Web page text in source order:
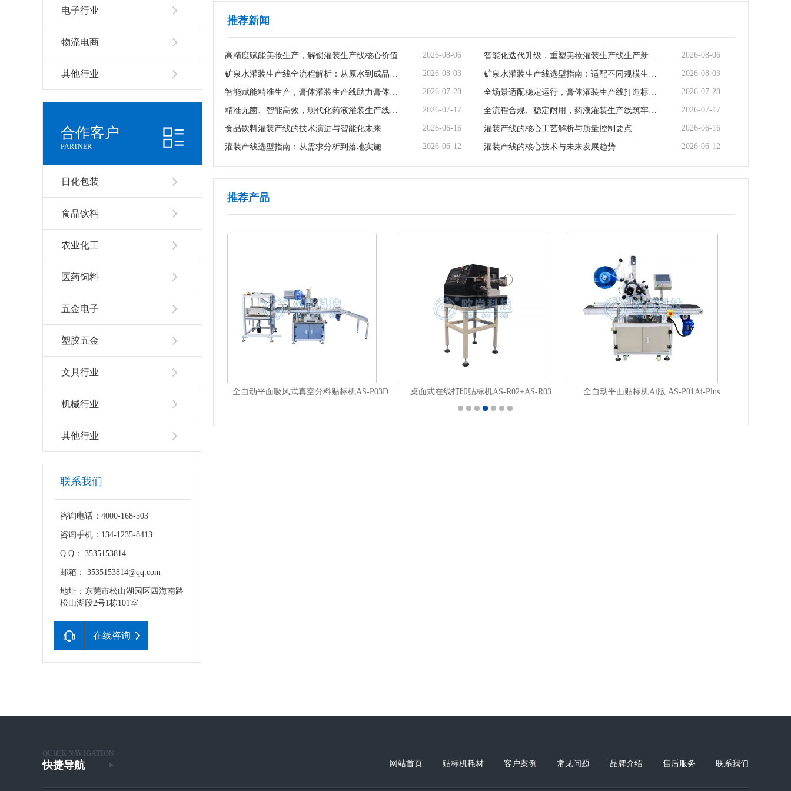
电子行业
物流电商
其他行业
合作客户
PARTNER
日化包装
食品饮料
农业化工
医药饲料
五金电子
塑胶五金
文具行业
机械行业
其他行业
联系我们
咨询电话：4000-168-503
咨询手机：134-1235-8413
Q Q： 3535153814
邮箱： 3535153814@qq.com
地址：东莞市松山湖园区四海南路
松山湖段2号1栋101室
在线咨询
推荐新闻
高精度赋能美妆生产，解锁灌装生产线核心价值 2026-08-06 智能化迭代升级，重塑美妆灌装生产线生产新范式 2026-08-06
矿泉水灌装生产线全流程解析：从原水到成品的品质守护 2026-08-03 矿泉水灌装生产线选型指南：适配不同规模生产的核心逻辑 2026-08-03
智能赋能精准生产，膏体灌装生产线助力膏体行业提质增效 2026-07-28 全场景适配稳定运行，膏体灌装生产线打造标准化灌装新体系 2026-07-28
精准无菌、智能高效，现代化药液灌装生产线赋能制药行业升级 2026-07-17 全流程合规、稳定耐用，药液灌装生产线筑牢药液生产品质防线 2026-07-17
食品饮料灌装产线的技术演进与智能化未来 2026-06-16 灌装产线的核心工艺解析与质量控制要点 2026-06-16
灌装产线选型指南：从需求分析到落地实施 2026-06-12 灌装产线的核心技术与未来发展趋势 2026-06-12
推荐产品
2
全自动平面吸风式真空分料贴标机AS-P03D 桌面式在线打印贴标机AS-R02+AS-R03 全自动平面贴标机Ai版 AS-P01Ai-Plus
QUICK NAVIGATION
快捷导航 网站首页 贴标机耗材 客户案例 常见问题 品牌介绍 售后服务 联系我们